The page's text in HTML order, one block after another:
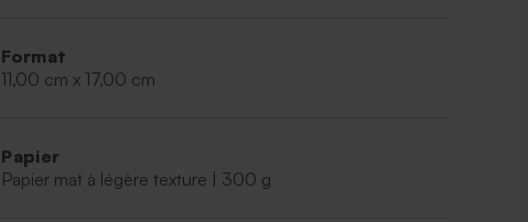
Format
11,00 cm x 17,00 cm
Papier
Papier mat à légère texture | 300 g